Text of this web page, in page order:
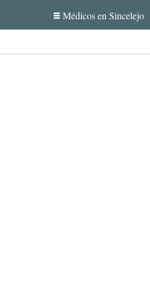
Médicos en Sincelejo